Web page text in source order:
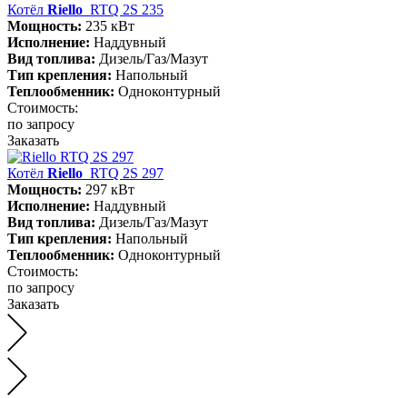
Котёл Riello RTQ 2S 235
Мощность: 235 кВт
Исполнение: Наддувный
Вид топлива: Дизель/Газ/Мазут
Тип крепления: Напольный
Теплообменник: Одноконтурный
Стоимость:
по запросу
Заказать
Котёл Riello RTQ 2S 297
Мощность: 297 кВт
Исполнение: Наддувный
Вид топлива: Дизель/Газ/Мазут
Тип крепления: Напольный
Теплообменник: Одноконтурный
Стоимость:
по запросу
Заказать